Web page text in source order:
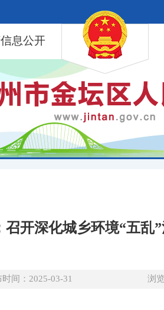
息公开
召开深化城乡环境“五乱
时间：2025-03-31 浏